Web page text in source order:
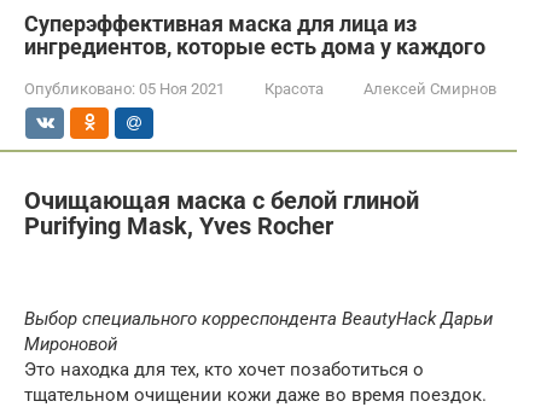
Суперэффективная маска для лица из
ингредиентов, которые есть дома у каждого
Опубликовано: 05 Ноя 2021 Красота Алексей Смирнов
Очищающая маска с белой глиной
Purifying Mask, Yves Rocher
Выбор специального корреспондента BeautyHack Дарьи
Мироновой
Это находка для тех, кто хочет позаботиться о
тщательном очищении кожи даже во время поездок.